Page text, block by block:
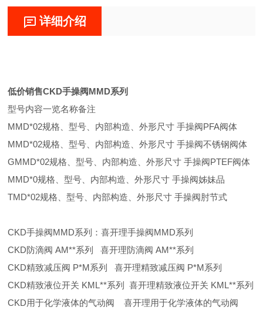
详细介绍
低价销售CKD手操阀MMD系列
型号内容一览名称备注
MMD*02规格、型号、内部构造、外形尺寸 手操阀PFA阀体
MMD*02规格、型号、内部构造、外形尺寸 手操阀不锈钢阀体
GMMD*02规格、型号、内部构造、外形尺寸 手操阀PTEF阀体
MMD*0规格、型号、内部构造、外形尺寸 手操阀姊妹品
TMD*02规格、型号、内部构造、外形尺寸 手操阀肘节式
CKD手操阀MMD系列：喜开理手操阀MMD系列
CKD防滴阀 AM**系列 喜开理防滴阀 AM**系列
CKD精致减压阀 P*M系列 喜开理精致减压阀 P*M系列
CKD精致液位开关 KML**系列 喜开理精致液位开关 KML**系列
CKD用于化学液体的气动阀 喜开理用于化学液体的气动阀